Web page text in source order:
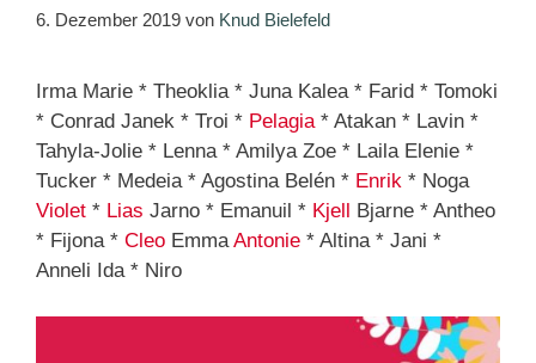
6. Dezember 2019 von Knud Bielefeld
Irma Marie * Theoklia * Juna Kalea * Farid * Tomoki
* Conrad Janek * Troi * Pelagia* Atakan * Lavin *
Tahyla-Jolie * Lenna * Amilya Zoe * Laila Elenie *
Tucker * Medeia * Agostina Belén * Enrik * Noga
Violet * Lias Jarno * Emanuil * Kjell
Bjarne * Antheo
* Fijona * Cleo EmmaAntonie * Altina * Jani *
Anneli Ida * Niro